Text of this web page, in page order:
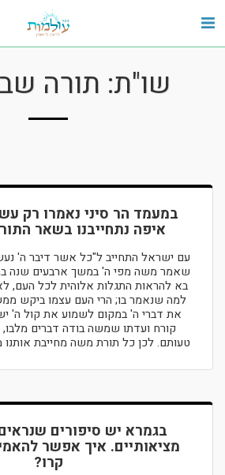
שו"ת: תורה
במעמד הר סיני נאמרו רק
איפה נתחייבנו בשאר
עם ישראל התחייב ל"כל אשר דיבר ה'
שאמר משה מפי ה' במשך ארבעים שנה
בא להראות התגלות אלוהית לכל העם,
למה שנאמר בו; הרי העם עצמו ביקש
את דברי ה' במקום לשמוע את קול ה'
קורח ועדתו שמשה בודה דברים
טעותם. לכן כל תורת משה מחייבת אותנו
בגמרא יש סיפורים
מציאותיים. איך אפשר
קרו?